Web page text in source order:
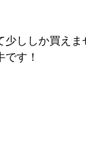
少ししか買えま
です！